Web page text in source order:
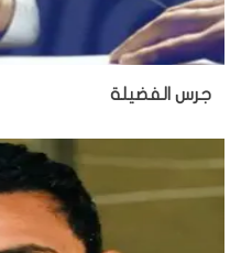
جرس الفضيلة